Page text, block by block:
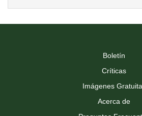
Boletín
Críticas
Imágenes
Acerca de